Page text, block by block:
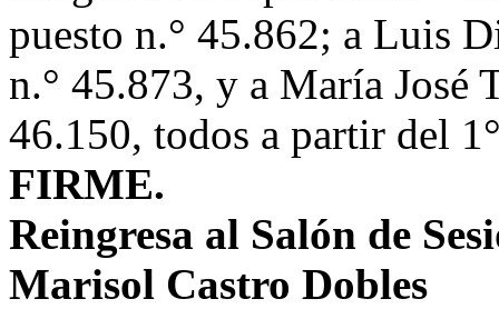
puesto n.° 45.862; a Luis
n.° 45.873, y a María José
46.150, todos a partir del
FIRME.
Reingresa al Salón de
Marisol Castro Dobles